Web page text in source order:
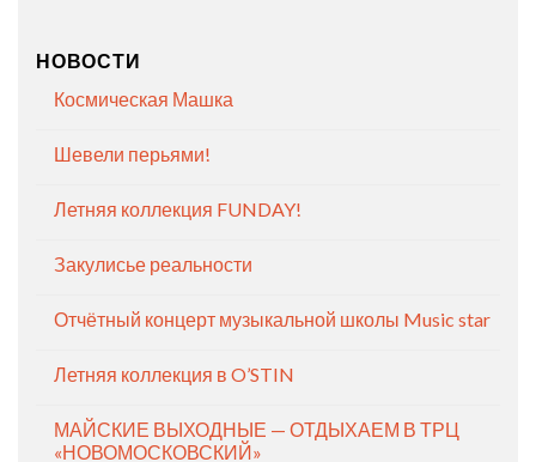
НОВОСТИ
Космическая Машка
Шевели перьями!
Летняя коллекция FUNDAY!
Закулисье реальности
Отчётный концерт музыкальной школы Music star
Летняя коллекция в O’STIN
МАЙСКИЕ ВЫХОДНЫЕ — ОТДЫХАЕМ В ТРЦ
«НОВОМОСКОВСКИЙ»